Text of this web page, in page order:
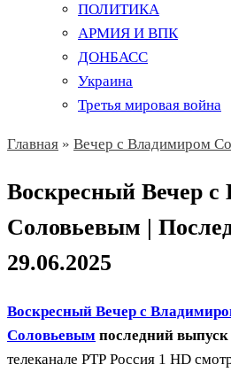
ПОЛИТИКА
АРМИЯ И ВПК
ДОНБАСС
Украина
Третья мировая война
Главная » Вечер с Владимиром
Воскресный Вечер
Соловьевым |
29.06.2025
Воскресный Вечер с
Соловьевым последний выпуск
телеканале РТР Россия 1 HD